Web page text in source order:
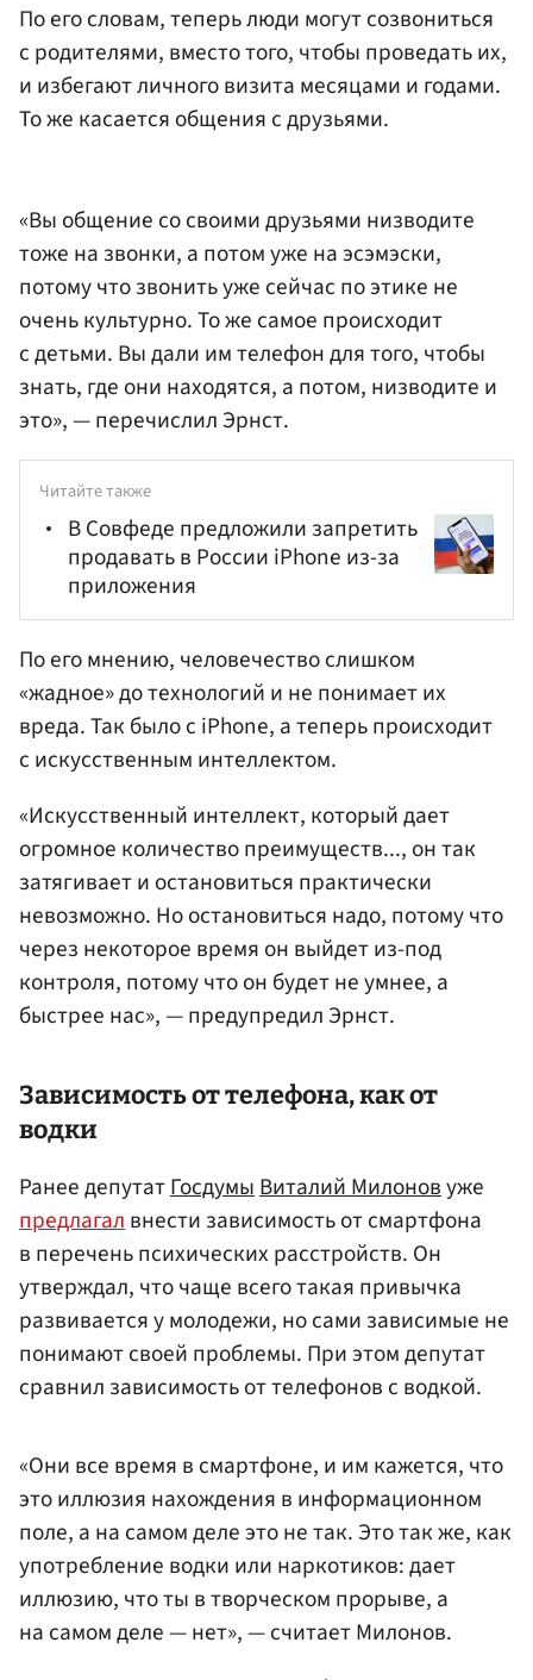
По его словам, теперь люди могут созвониться
с родителями, вместо того, чтобы проведать их,
и избегают личного визита месяцами и годами.
То же касается общения с друзьями.
«Вы общение со своими друзьями низводите
тоже на звонки, а потом уже на эсэмэски,
потому что звонить уже сейчас по этике не
очень культурно. То же самое происходит
с детьми. Вы дали им телефон для того, чтобы
знать, где они находятся, а потом, низводите и
это», — перечислил Эрнст.
Читайте также
В Совфеде предложили запретить
продавать в России iPhone из-за
приложения
По его мнению, человечество слишком
«жадное» до технологий и не понимает их
вреда. Так было с iPhone, а теперь происходит
с искусственным интеллектом.
«Искусственный интеллект, который дает
огромное количество преимуществ..., он так
затягивает и остановиться практически
невозможно. Но остановиться надо, потому что
через некоторое время он выйдет из-под
контроля, потому что он будет не умнее, а
быстрее нас», — предупредил Эрнст.
Зависимость от телефона, как от
водки
Ранее депутатГосдумыВиталий Милоновуже
предлагалвнести зависимость от смартфона
в перечень психических расстройств. Он
утверждал, что чаще всего такая привычка
развивается у молодежи, но сами зависимые не
понимают своей проблемы. При этом депутат
сравнил зависимость от телефонов с водкой.
«Они все время в смартфоне, и им кажется, что
это иллюзия нахождения в информационном
поле, а на самом деле это не так. Это так же, как
употребление водки или наркотиков: дает
иллюзию, что ты в творческом прорыве, а
на самом деле — нет», — считает Милонов.